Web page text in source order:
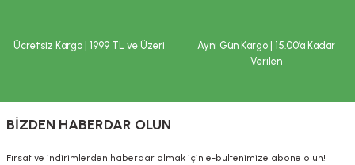
Ücretsiz Kargo | 1999 TL ve Üzeri
Aynı Gün Kargo | 15.00’a Kadar
Verilen
BİZDEN HABERDAR OLUN
Fırsat ve indirimlerden haberdar olmak için e-bültenimize abone olun!